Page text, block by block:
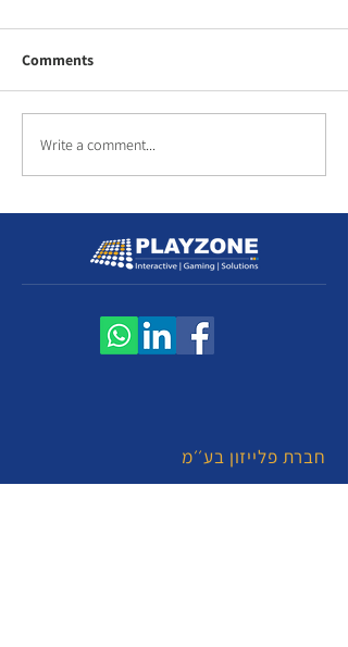
Comments
Write a comment...
חברת פלייזון בע׳׳מ